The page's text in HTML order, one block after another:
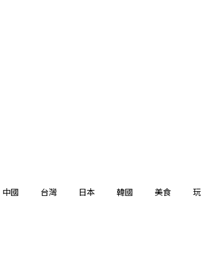
中國 台灣 日本 韓國 美食